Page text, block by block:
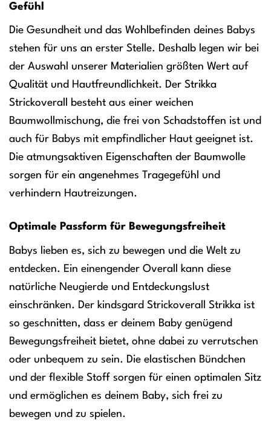
Gefühl
Die Gesundheit und das Wohlbefinden deines Babys
stehen für uns an erster Stelle. Deshalb legen wir bei
der Auswahl unserer Materialien größten Wert auf
Qualität und Hautfreundlichkeit. Der Strikka
Strickoverall besteht aus einer weichen
Baumwollmischung, die frei von Schadstoffen ist und
auch für Babys mit empfindlicher Haut geeignet ist.
Die atmungsaktiven Eigenschaften der Baumwolle
sorgen für ein angenehmes Tragegefühl und
verhindern Hautreizungen.
Optimale Passform für Bewegungsfreiheit
Babys lieben es, sich zu bewegen und die Welt zu
entdecken. Ein einengender Overall kann diese
natürliche Neugierde und Entdeckungslust
einschränken. Der kindsgard Strickoverall Strikka ist
so geschnitten, dass er deinem Baby genügend
Bewegungsfreiheit bietet, ohne dabei zu verrutschen
oder unbequem zu sein. Die elastischen Bündchen
und der flexible Stoff sorgen für einen optimalen Sitz
und ermöglichen es deinem Baby, sich frei zu
bewegen und zu spielen.